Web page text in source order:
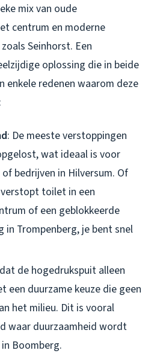
mix van oude
centrum en moderne
Seinhorst. Een
oplossing die in beide
enkele redenen waarom deze
: De meeste verstoppingen
wat ideaal is voor
bedrijven in Hilversum. Of
toilet in een
of een geblokkeerde
in Trompenberg, je bent snel
de hogedrukspuit alleen
een duurzame keuze die geen
het milieu. Dit is vooral
waar duurzaamheid wordt
Boomberg.